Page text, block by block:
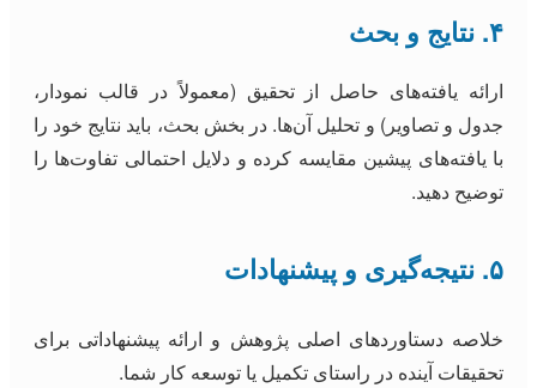
۴. نتایج و بحث
ارائه یافته‌های حاصل از تحقیق (معمولاً در قالب نمودار،
جدول و تصاویر) و تحلیل آن‌ها. در بخش بحث، باید نتایج خود را
با یافته‌های پیشین مقایسه کرده و دلایل احتمالی تفاوت‌ها را
توضیح دهید.
۵. نتیجه‌گیری و پیشنهادات
خلاصه دستاوردهای اصلی پژوهش و ارائه پیشنهاداتی برای
تحقیقات آینده در راستای تکمیل یا توسعه کار شما.